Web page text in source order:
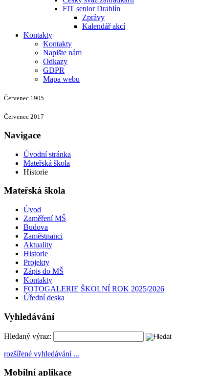
FIT senior Drahlín
Zprávy
Kalendář akcí
Kontakty
Kontakty
Napište nám
Odkazy
GDPR
Mapa webu
Červenec 1905
Červenec 2017
Navigace
Úvodní stránka
Mateřská škola
Historie
Mateřská škola
Úvod
Zaměření MŠ
Budova
Zaměstnanci
Aktuality
Historie
Projekty
Zápis do MŠ
Kontakty
FOTOGALERIE ŠKOLNÍ ROK 2025/2026
Úřední deska
Vyhledávání
Hledaný výraz:
rozšířené vyhledávání ...
Mobilní aplikace